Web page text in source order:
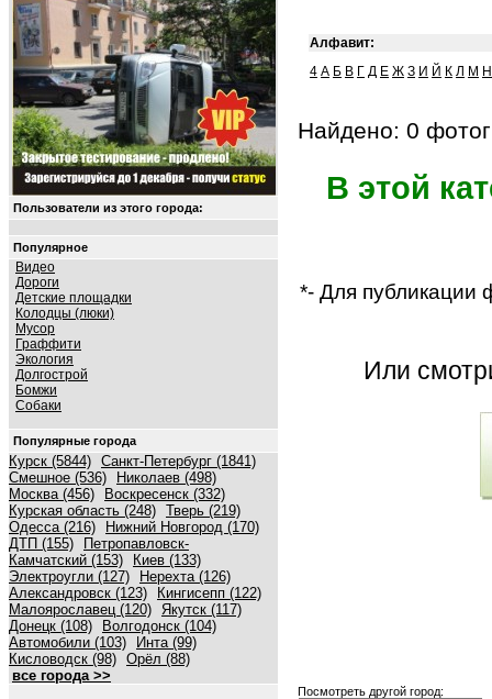
Пользователи из этого города:
Популярное
Видео
Дороги
Детские площадки
Колодцы (люки)
Мусор
Граффити
Экология
Долгострой
Бомжи
Собаки
Популярные города
Курск (5844) Санкт-Петербург (1841)
Смешное (536)
Николаев (498)
Москва (456)
Воскресенск (332)
Курская область (248) Тверь (219)
Одесса (216)
Нижний Новгород (170)
ДТП (155)
Петропавловск-
Камчатский (153)
Киев (133)
Электроугли (127)
Нерехта (126)
Александровск (123)
Кингисепп (122)
Малоярославец (120) Якутск (117)
Донецк (108)
Волгодонск (104)
Автомобили (103)
Инта (99)
Кисловодск (98) Орёл (88)
все города >>
Алфавит:
4 А Б В Г Д Е Ж З И Й К Л М Н
Найдено: 0
В этой
*- Для публикации
Или
Посмотреть другой город: